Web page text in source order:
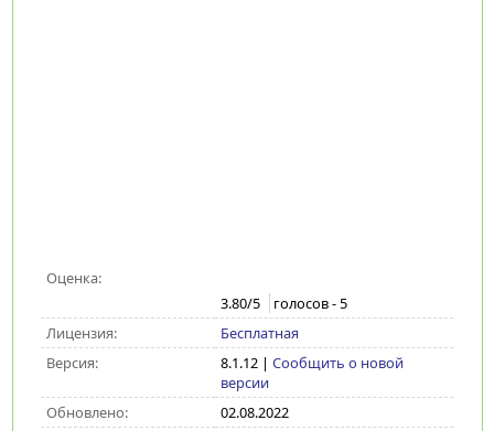
Оценка:
3.80/5 голосов -5
Лицензия:
Бесплатная
Версия:
8.1.12| Сообщить о новой
версии
Обновлено:
02.08.2022